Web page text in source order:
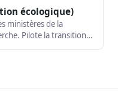
écologique)
ministères de la
Pilote la transition
innovation,